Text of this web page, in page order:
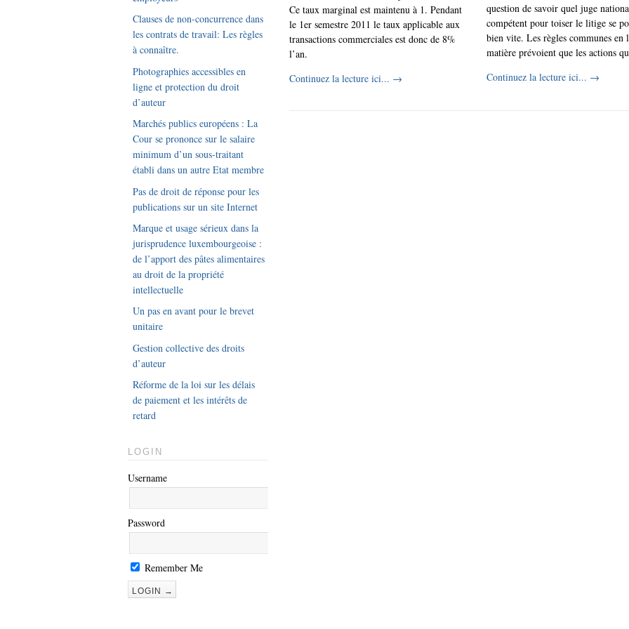
Ce taux marginal est maintenu à 1. Pendant
le 1er semestre 2011 le taux applicable aux
transactions commerciales est donc de 8%
l’an.
Continuez la lecture ici... →
question de savoir quel juge
compétent pour toiser le litige se
bien vite. Les règles communes en
matière prévoient que les actions
Continuez la lecture ici... →
Clauses de non-concurrence dans
les contrats de travail: Les règles
à connaître.
Photographies accessibles en
ligne et protection du droit
d’auteur
Marchés publics européens : La
Cour se prononce sur le salaire
minimum d’un sous-traitant
établi dans un autre Etat membre
Pas de droit de réponse pour les
publications sur un site Internet
Marque et usage sérieux dans la
jurisprudence luxembourgeoise :
de l’apport des pâtes alimentaires
au droit de la propriété
intellectuelle
Un pas en avant pour le brevet
unitaire
Gestion collective des droits
d’auteur
Réforme de la loi sur les délais
de paiement et les intérêts de
retard
LOGIN
Username
Password
Remember Me